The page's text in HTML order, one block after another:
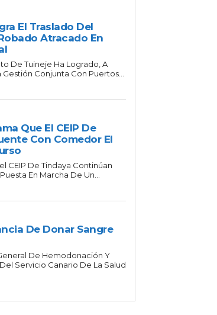
El Traslado Del
Atracado En
De Tuineje Ha Logrado, A
Gestión Conjunta Con Puertos...
Que El CEIP De
Con Comedor El
CEIP De Tindaya Continúan
En Marcha De Un...
De Donar Sangre
De Hemodonación Y
Servicio Canario De La Salud